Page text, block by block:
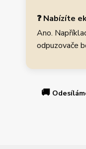
❓ Nabízíte
Ano.
odpuzovače
🚚